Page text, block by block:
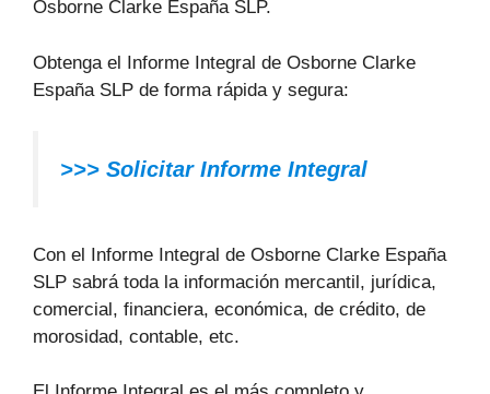
Osborne Clarke España SLP.
Obtenga el Informe Integral de Osborne Clarke
España SLP de forma rápida y segura:
>>> Solicitar Informe Integral
Con el Informe Integral de Osborne Clarke España
SLP sabrá toda la información mercantil, jurídica,
comercial, financiera, económica, de crédito, de
morosidad, contable, etc.